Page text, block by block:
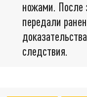
ножами. После
передали
следствия.